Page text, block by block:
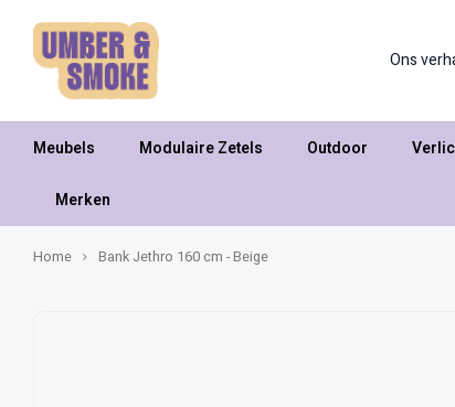
Ons
Meubels Modulaire Zetels Outdoor
Merken
Home Bank Jethro 160 cm - Beige